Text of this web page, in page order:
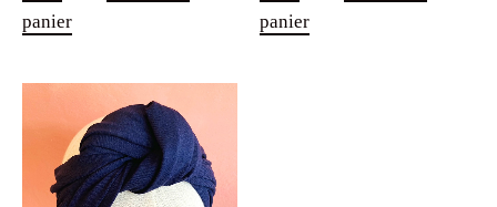
panier
panier